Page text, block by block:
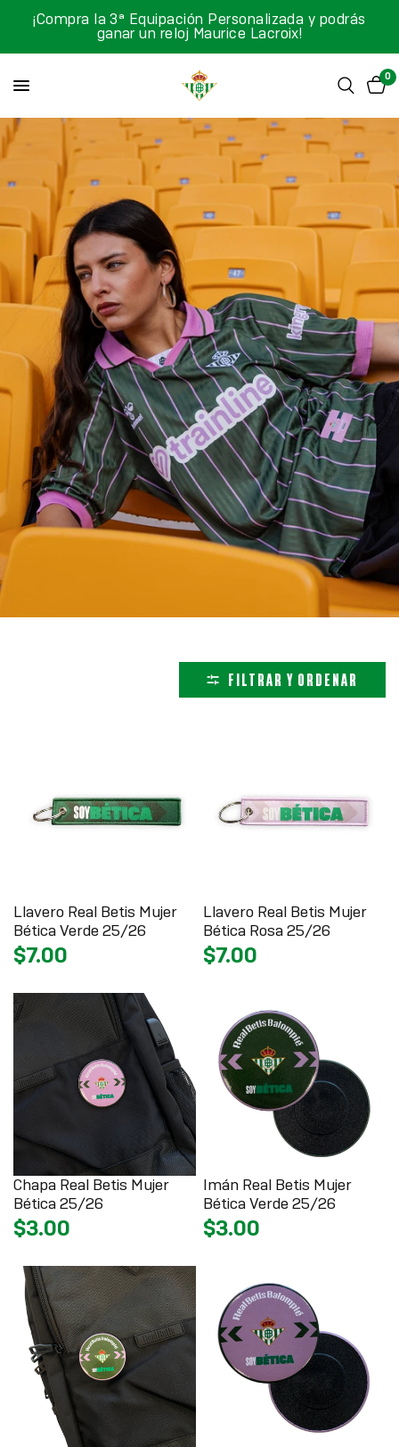
¡Compra la 3ª Equipación Personalizada y podrás
ganar un reloj Maurice Lacroix!
0
FILTRAR Y ORDENAR
Llavero Real Betis Mujer
Bética Verde 25/26
$7.00
Llavero Real Betis Mujer
Bética Rosa 25/26
$7.00
Chapa Real Betis Mujer
Bética 25/26
$3.00
Imán Real Betis Mujer
Bética Verde 25/26
$3.00